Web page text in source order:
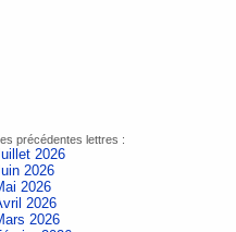
précédentes lettres :
2026
2026
2026
2026
2026